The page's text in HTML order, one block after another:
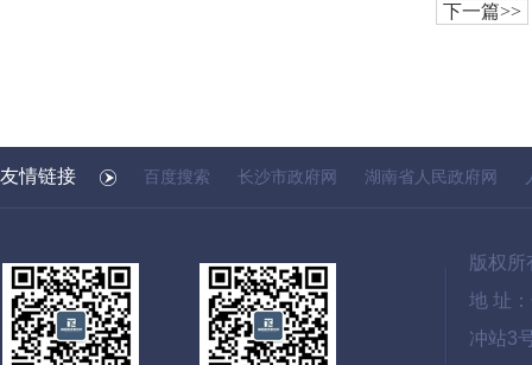
下一篇>>
友情链接 百度搜索 长沙市政府网 湖南省人民政府网
版权
地 址
冲站3